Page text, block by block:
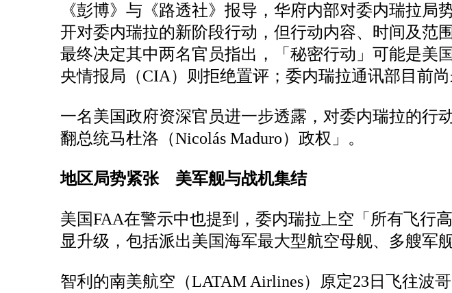
《彭博》与《路透社》报导，华府内部对委内瑞拉
开对委内瑞拉的新阶段行动，但行动内容、时间及范
最终决定其中两名官员指出，「秘密行动」可能是美
央情报局（CIA）则拒绝置评；委内瑞拉通讯部目前尚
一名美国政府资深官员进一步透露，对委内瑞拉的行
翻总统马杜洛（Nicolás Maduro）政权」。
地区局势紧张 美军舰与战机集结
美国FAA在警示中也提到，委内瑞拉上空「所有飞行
显升级，包括派出美国海军最大型航空母舰、多艘军
智利的南美航空（LATAM Airlines）原定23日飞往波